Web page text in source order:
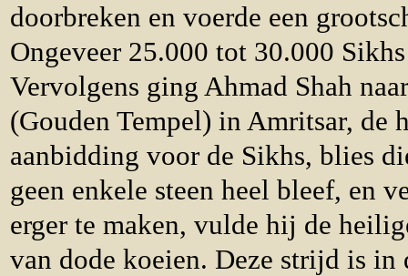
doorbreken en voerde een
Ongeveer 25.000 tot 30.000
Vervolgens ging Ahmad Shah
(Gouden Tempel) in Amritsar, de
aanbidding voor de Sikhs, blies
geen enkele steen heel bleef, en
erger te maken, vulde hij de
van dode koeien. Deze strijd is in